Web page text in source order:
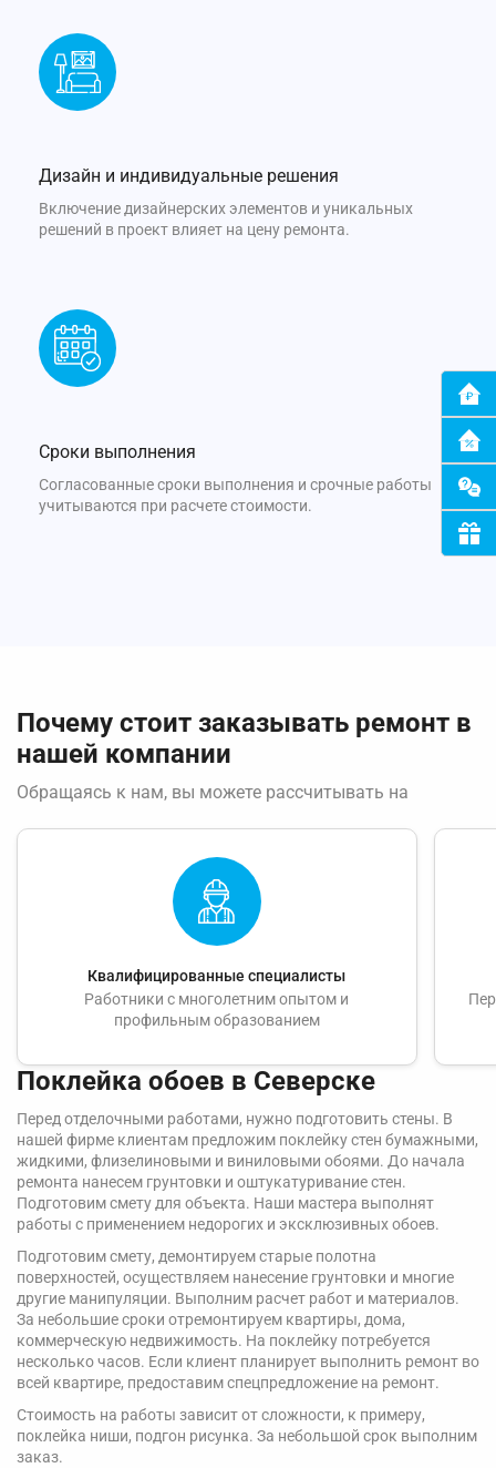
Дизайн и индивидуальные решения
Включение дизайнерских элементов и уникальных
решений в проект влияет на цену ремонта.
Сроки выполнения
Согласованные сроки выполнения и срочные работы
учитываются при расчете стоимости.
Почему стоит заказывать ремонт в
нашей компании
Обращаясь к нам, вы можете рассчитывать на
Квалифицированные специалисты
Работники с многолетним опытом и
профильным образованием
Поклейка обоев в Северске
Перед отделочными работами, нужно подготовить стены. В
нашей фирме клиентам предложим поклейку стен бумажными,
жидкими, флизелиновыми и виниловыми обоями. До начала
ремонта нанесем грунтовки и оштукатуривание стен.
Подготовим смету для объекта. Наши мастера выполнят
работы с применением недорогих и эксклюзивных обоев.
Подготовим смету, демонтируем старые полотна
поверхностей, осуществляем нанесение грунтовки и многие
другие манипуляции. Выполним расчет работ и материалов.
За небольшие сроки отремонтируем квартиры, дома,
коммерческую недвижимость. На поклейку потребуется
несколько часов. Если клиент планирует выполнить ремонт во
всей квартире, предоставим спецпредложение на ремонт.
Стоимость на работы зависит от сложности, к примеру,
поклейка ниши, подгон рисунка. За небольшой срок выполним
заказ.